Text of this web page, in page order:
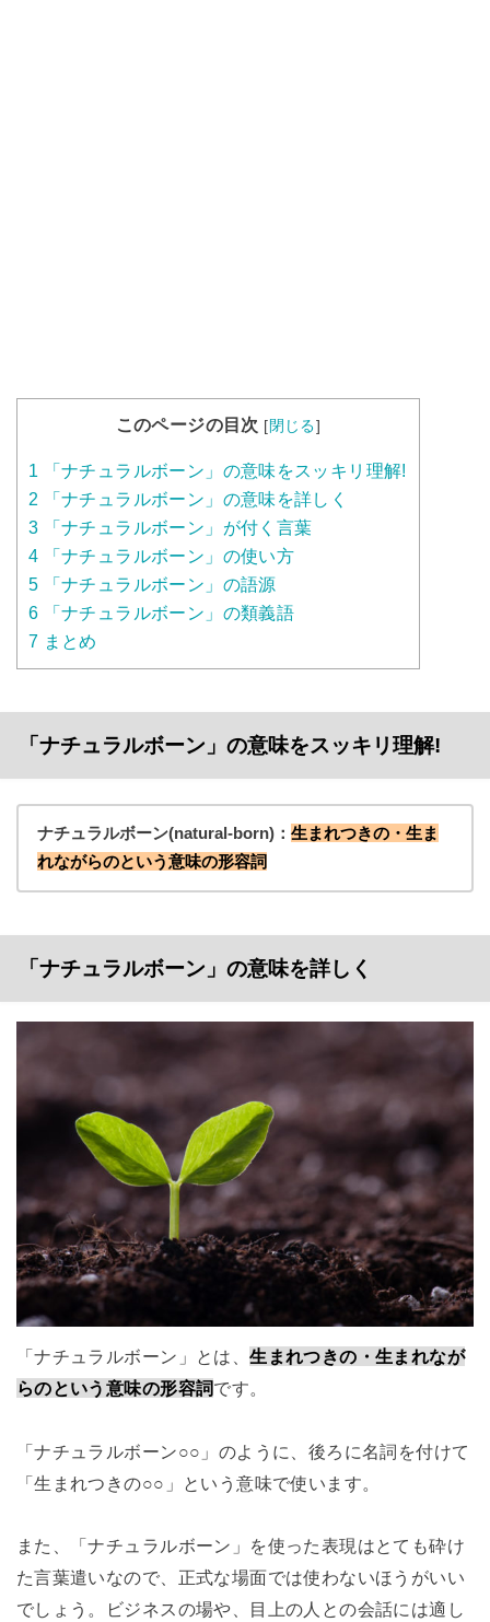
このページの目次 [閉じる]
1 「ナチュラルボーン」の意味をスッキリ理解!
2 「ナチュラルボーン」の意味を詳しく
3 「ナチュラルボーン」が付く言葉
4 「ナチュラルボーン」の使い方
5 「ナチュラルボーン」の語源
6 「ナチュラルボーン」の類義語
7 まとめ
「ナチュラルボーン」の意味をスッキリ理解!
ナチュラルボーン(natural‐born)： 生まれつきの・生ま
れながらのという意味の形容詞
「ナチュラルボーン」の意味を詳しく
「ナチュラルボーン」とは、生まれつきの・生まれなが
らのという意味の形容詞です。
「ナチュラルボーン○○」のように、後ろに名詞を付けて
「生まれつきの○○」という意味で使います。
また、「ナチュラルボーン」を使った表現はとても砕け
た言葉遣いなので、正式な場面では使わないほうがいい
でしょう。ビジネスの場や、目上の人との会話には適し